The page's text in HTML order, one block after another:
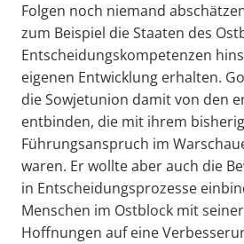
Folgen noch niemand
zum Beispiel die Staaten des
Entscheidungskompetenzen
eigenen Entwicklung erhalten.
die Sowjetunion damit von den
entbinden, die mit ihrem
Führungsanspruch im
waren. Er wollte aber auch die
in Entscheidungsprozesse
Menschen im Ostblock mit
Hoffnungen auf eine